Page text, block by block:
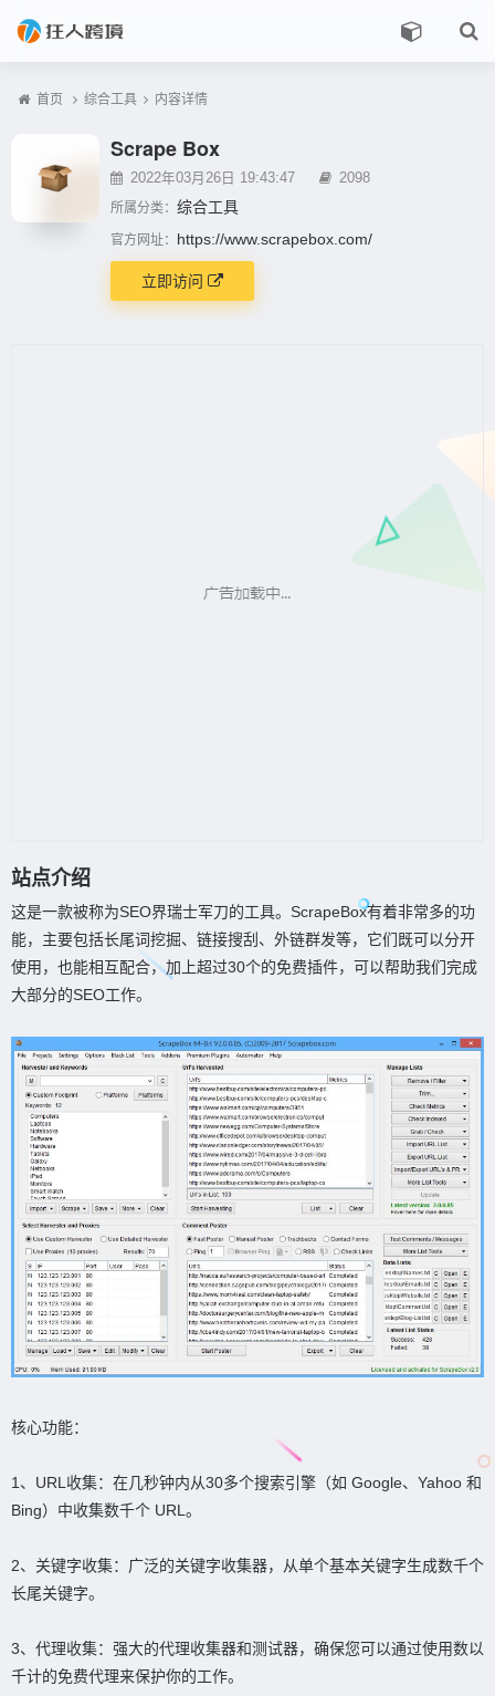
首页 综合工具 内容详情
Scrape Box
2022年03月26日 19:43:47
2098
所属分类： 综合工具
官方网址： https://www.scrapebox.com/
立即访问
站点介绍
这是一款被称为SEO界瑞士军刀的工具。ScrapeBox有着非常多的功
能，主要包括长尾词挖掘、链接搜刮、外链群发等，它们既可以分开
使用，也能相互配合，加上超过30个的免费插件，可以帮助我们完成
大部分的SEO工作。
核心功能：
1、URL收集：在几秒钟内从30多个搜索引擎（如 Google、Yahoo 和
Bing）中收集数千个 URL。
2、关键字收集：广泛的关键字收集器，从单个基本关键字生成数千个
长尾关键字。
3、代理收集：强大的代理收集器和测试器，确保您可以通过使用数以
千计的免费代理来保护你的工作。